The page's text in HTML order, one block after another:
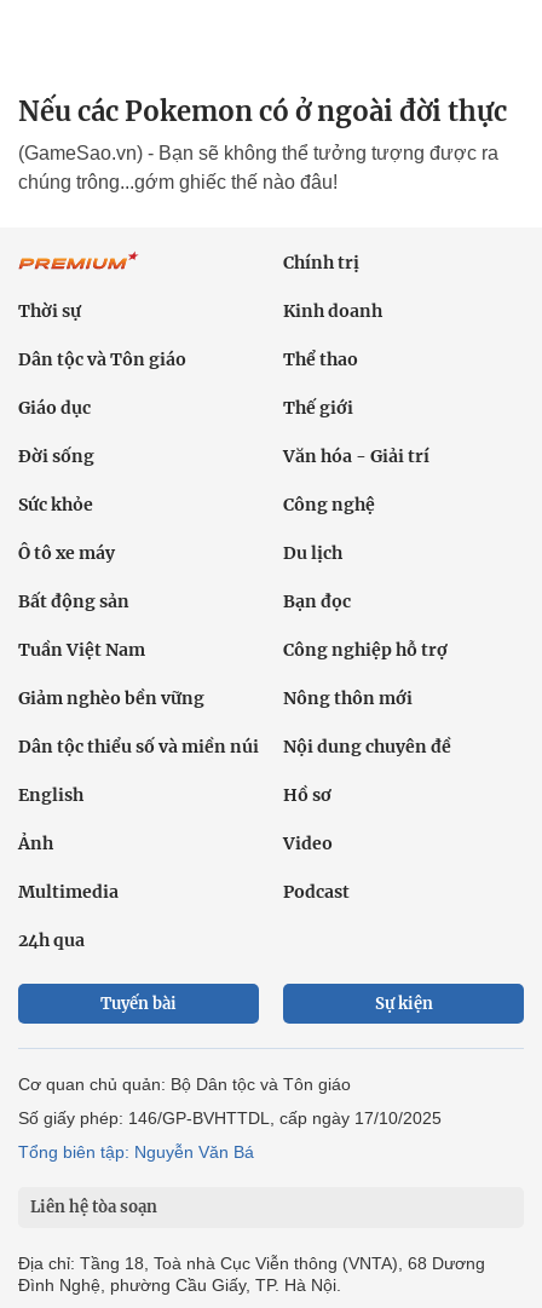
Nếu các Pokemon có ở ngoài đời thực
(GameSao.vn) - Bạn sẽ không thể tưởng tượng được ra
chúng trông...gớm ghiếc thế nào đâu!
Chính trị
Thời sự Kinh doanh
Dân tộc và Tôn giáo Thể thao
Giáo dục Thế giới
Đời sống Văn hóa - Giải trí
Sức khỏe Công nghệ
Ô tô xe máy Du lịch
Bất động sản Bạn đọc
Tuần Việt Nam Công nghiệp hỗ trợ
Giảm nghèo bền vững Nông thôn mới
Dân tộc thiểu số và miền núi Nội dung chuyên đề
English Hồ sơ
Ảnh Video
Multimedia Podcast
24h qua
Tuyến bài Sự kiện
Cơ quan chủ quản: Bộ Dân tộc và Tôn giáo
Số giấy phép: 146/GP-BVHTTDL, cấp ngày 17/10/2025
Tổng biên tập: Nguyễn Văn Bá
Liên hệ tòa soạn
Địa chỉ: Tầng 18, Toà nhà Cục Viễn thông (VNTA), 68 Dương
Đình Nghệ, phường Cầu Giấy, TP. Hà Nội.